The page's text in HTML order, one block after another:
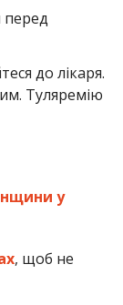
перед
до лікаря.
Туляремію
у
, щоб не